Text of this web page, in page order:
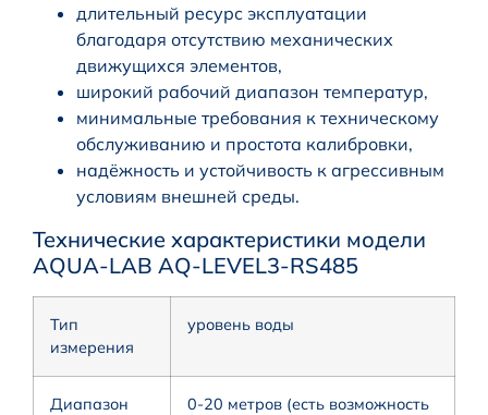
длительный ресурс эксплуатации
благодаря отсутствию механических
движущихся элементов,
широкий рабочий диапазон температур,
минимальные требования к техническому
обслуживанию и простота калибровки,
надёжность и устойчивость к агрессивным
условиям внешней среды.
Технические характеристики модели
AQUA-LAB AQ-LEVEL3-RS485
Тип
измерения
уровень воды
Диапазон
0-20 метров (есть возможность